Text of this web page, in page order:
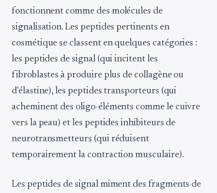
fonctionnent comme des molécules de
signalisation. Les peptides pertinents en
cosmétique se classent en quelques catégories :
les peptides de signal (qui incitent les
fibroblastes à produire plus de collagène ou
d'élastine), les peptides transporteurs (qui
acheminent des oligo-éléments comme le cuivre
vers la peau) et les peptides inhibiteurs de
neurotransmetteurs (qui réduisent
temporairement la contraction musculaire).
Les peptides de signal miment des fragments de